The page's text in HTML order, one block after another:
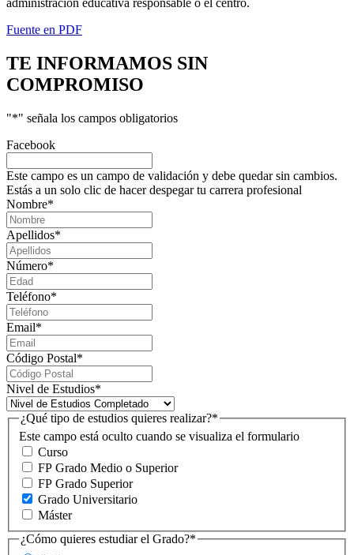
Fuente en PDF
TE INFORMAMOS SIN
COMPROMISO
"*" señala los campos obligatorios
Facebook
Este campo es un campo de validación y debe quedar sin cambios.
Estás a un solo clic de hacer despegar tu carrera profesional
Nombre*
Apellidos*
Número*
Teléfono*
Email*
Código Postal*
Nivel de Estudios*
Este campo está oculto cuando se visualiza el formulario
¿Qué tipo de estudios quieres realizar?*
Curso
FP Grado Medio o Superior
FP Grado Superior
Grado Universitario
Máster
¿Cómo quieres estudiar el Grado?*